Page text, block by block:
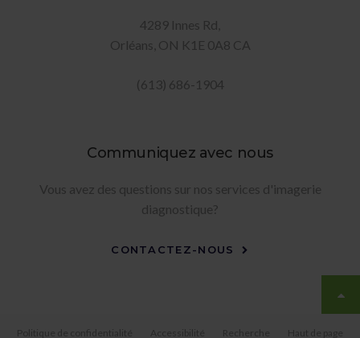
4289 Innes Rd
Orléans ON K1E 0A8 CA
(613) 686-1904
Communiquez avec nous
Vous avez des questions sur nos services d'imagerie
diagnostique?
CONTACTEZ-NOUS
Politique de confidentialité Accessibilité Recherche Haut de page